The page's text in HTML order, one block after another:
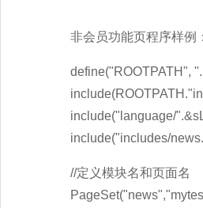
非会员功能页程序样例：
define("ROOTPATH",
include("language/
include("includes/
//定义模块名和页面名